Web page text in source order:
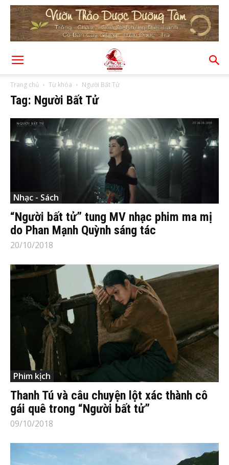
Trang chủ Từ khóa Người Bất Tử
Tag: Người Bất Tử
Nhạc - Sách
“Người bất tử” tung MV nhạc phim ma mị
do Phan Mạnh Quỳnh sáng tác
20/10/2018
Phim kịch
Thanh Tú và câu chuyện lột xác thành cô
gái quê trong “Người bất tử”
09/10/2018